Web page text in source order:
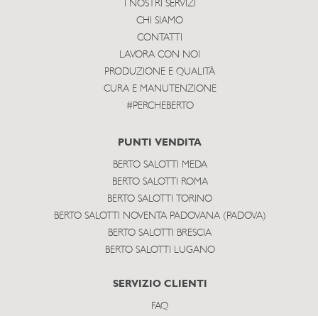
I NOSTRI SERVIZI
CHI SIAMO
CONTATTI
LAVORA CON NOI
PRODUZIONE E QUALITÀ
CURA E MANUTENZIONE
#PERCHEBERTO
PUNTI VENDITA
BERTO SALOTTI MEDA
BERTO SALOTTI ROMA
BERTO SALOTTI TORINO
BERTO SALOTTI NOVENTA PADOVANA (PADOVA)
BERTO SALOTTI BRESCIA
BERTO SALOTTI LUGANO
SERVIZIO CLIENTI
FAQ